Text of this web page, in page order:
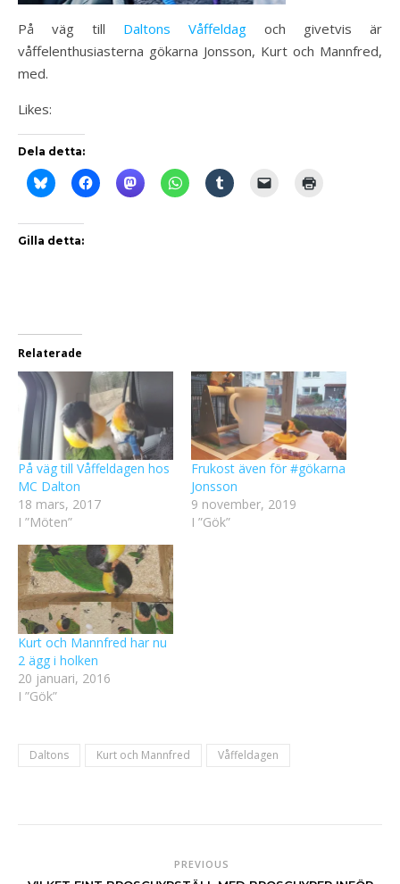
På väg till Daltons Våffeldag och givetvis är
våffelenthusiasterna gökarna Jonsson, Kurt och Mannfred,
med.
Likes:
Dela detta:
Gilla detta:
Relaterade
På väg till Våffeldagen hos
MC Dalton
18 mars, 2017
I ”Möten”
Frukost även för #gökarna
Jonsson
9 november, 2019
I ”Gök”
Kurt och Mannfred har nu
2 ägg i holken
20 januari, 2016
I ”Gök”
Daltons Kurt och Mannfred Våffeldagen
PREVIOUS